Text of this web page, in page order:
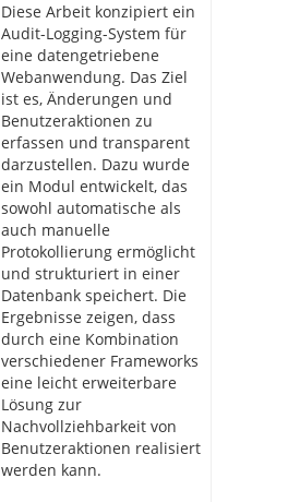
Diese Arbeit konzipiert ein
Audit-Logging-System für
eine datengetriebene
Webanwendung. Das Ziel
ist es, Änderungen und
Benutzeraktionen zu
erfassen und transparent
darzustellen. Dazu wurde
ein Modul entwickelt, das
sowohl automatische als
auch manuelle
Protokollierung ermöglicht
und strukturiert in einer
Datenbank speichert. Die
Ergebnisse zeigen, dass
durch eine Kombination
verschiedener Frameworks
eine leicht erweiterbare
Lösung zur
Nachvollziehbarkeit von
Benutzeraktionen realisiert
werden kann.